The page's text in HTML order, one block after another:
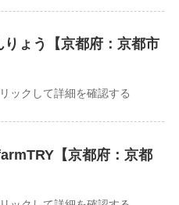
ょう【京都府：京都市
クして詳細を確認する
【京都府：京都